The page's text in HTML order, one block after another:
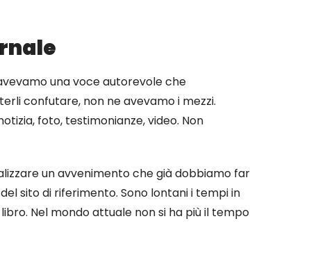
una voce autorevole che
confutare, non ne avevamo i mezzi.
foto, testimonianze, video. Non
un avvenimento che già dobbiamo far
sito di riferimento. Sono lontani i tempi in
Nel mondo attuale non si ha più il tempo